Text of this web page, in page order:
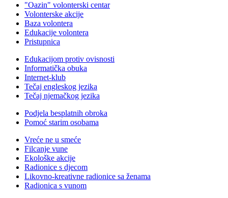
"Oazin" volonterski centar
Volonterske akcije
Baza volontera
Edukacije volontera
Pristupnica
Edukacijom protiv ovisnosti
Informatička obuka
Internet-klub
Tečaj engleskog jezika
Tečaj njemačkog jezika
Podjela besplatnih obroka
Pomoć starim osobama
Vreće ne u smeće
Filcanje vune
Ekološke akcije
Radionice s djecom
Likovno-kreativne radionice sa ženama
Radionica s vunom